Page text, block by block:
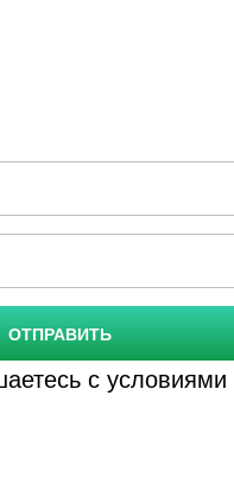
ОТПРАВИТЬ
с условиями